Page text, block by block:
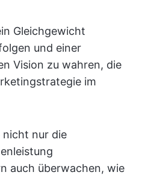
Gleichgewicht
und einer
Vision zu wahren, die
im
nicht nur die
auch überwachen, wie